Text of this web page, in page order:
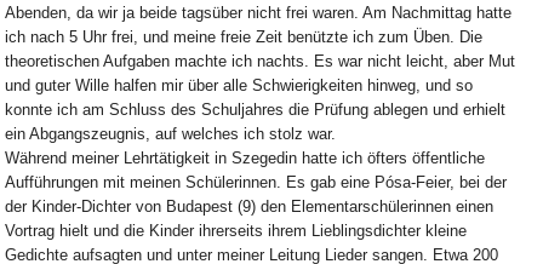
Abenden, da wir ja beide tagsüber nicht frei waren. Am Nachmittag hatte
ich nach 5 Uhr frei, und meine freie Zeit benützte ich zum Üben. Die
theoretischen Aufgaben machte ich nachts. Es war nicht leicht, aber Mut
und guter Wille halfen mir über alle Schwierigkeiten hinweg, und so
konnte ich am Schluss des Schuljahres die Prüfung ablegen und erhielt
ein Abgangszeugnis, auf welches ich stolz war.
Während meiner Lehrtätigkeit in Szegedin hatte ich öfters öffentliche
Aufführungen mit meinen Schülerinnen. Es gab eine Pósa-Feier, bei der
der Kinder-Dichter von Budapest (9) den Elementarschülerinnen einen
Vortrag hielt und die Kinder ihrerseits ihrem Lieblingsdichter kleine
Gedichte aufsagten und unter meiner Leitung Lieder sangen. Etwa 200